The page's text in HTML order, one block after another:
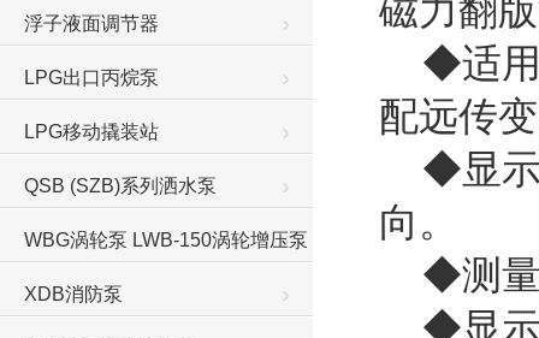
浮子液面调节器
LPG出口丙烷泵
LPG移动撬装站
QSB (SZB)系列洒水泵
WBG涡轮泵 LWB-150涡轮增压泵
XDB消防泵
磁力翻
◆适用
配远传
◆显示
向。
◆测量
◆显示